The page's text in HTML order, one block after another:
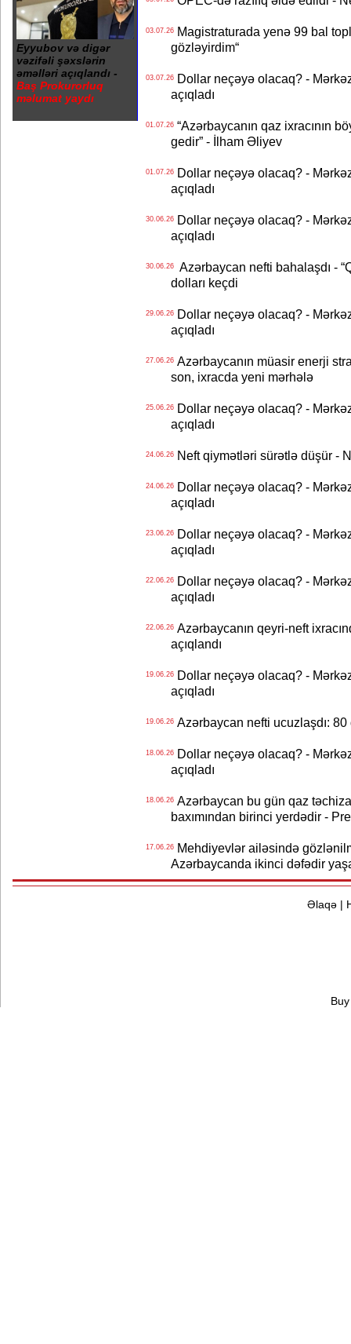
Eyyubov və digər
vəzifəli şəxslərin
əməlləri açıqlandı -
Baş Prokurorluq
məlumat yaydı
03.07.26Magistraturada yenə 99 bal
gözləyirdim“
03.07.26Dollar neçəyə olacaq? -
açıqladı
01.07.26“Azərbaycanın qaz ixracının
gedir” - İlham Əliyev
01.07.26Dollar neçəyə olacaq? -
açıqladı
30.06.26Dollar neçəyə olacaq? -
açıqladı
30.06.26Azərbaycan nefti bahalaşdı -
dolları keçdi
29.06.26Dollar neçəyə olacaq? -
açıqladı
27.06.26Azərbaycanın müasir enerji
son, ixracda yeni mərhələ
25.06.26Dollar neçəyə olacaq? -
açıqladı
24.06.26Neft qiymətləri sürətlə düşür -
24.06.26Dollar neçəyə olacaq? -
açıqladı
23.06.26Dollar neçəyə olacaq? -
açıqladı
22.06.26Dollar neçəyə olacaq? -
açıqladı
22.06.26Azərbaycanın qeyri-neft
açıqlandı
19.06.26Dollar neçəyə olacaq? -
açıqladı
19.06.26Azərbaycan nefti ucuzlaşdı: 80
18.06.26Dollar neçəyə olacaq? -
açıqladı
18.06.26Azərbaycan bu gün qaz
baxımından birinci yerdədir -
17.06.26Mehdiyevlər ailəsində
Azərbaycanda ikinci dəfədir
Əlaqə|